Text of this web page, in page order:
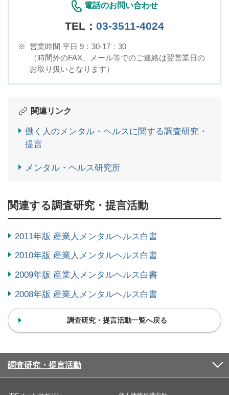
電話のお問い合わせ
TEL： 03-3511-4024
※ 営業時間 平日 9：30-17：30
（時間外のFAX、メール等でのご連絡は翌営業日の
お取り扱いとなります）
関連リンク
働く人のメンタル・ヘルスに関する調査研究・
提言
メンタル・ヘルス研究所
関連する調査研究・提言活動
2011年版 産業人メンタルヘルス白書
2010年版 産業人メンタルヘルス白書
2009年版 産業人メンタルヘルス白書
2008年版 産業人メンタルヘルス白書
調査研究・提言活動一覧へ戻る
調査研究・提言活動